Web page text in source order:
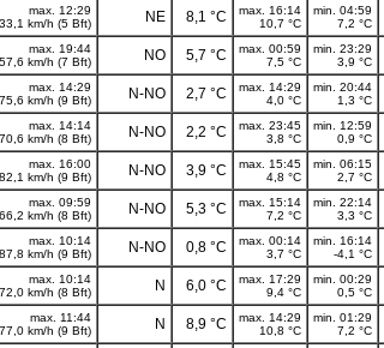
max. 12:29
33,1 km/h (5 Bft)
NE 8,1 °C
max. 16:14
10,7 °C
min. 04:59
7,2 °C
max. 19:44
57,6 km/h (7 Bft)
NO 5,7 °C
max. 00:59
7,5 °C
min. 23:29
3,9 °C
max. 14:29
75,6 km/h (9 Bft)
N-NO 2,7 °C
max. 14:29
4,0 °C
min. 20:44
1,3 °C
max. 14:14
70,6 km/h (8 Bft)
N-NO 2,2 °C
max. 23:45
3,8 °C
min. 12:59
0,9 °C
max. 16:00
82,1 km/h (9 Bft)
N-NO 3,9 °C
max. 15:45
4,8 °C
min. 06:15
2,7 °C
max. 09:59
66,2 km/h (8 Bft)
N-NO 5,3 °C
max. 15:14
7,2 °C
min. 22:14
3,3 °C
max. 10:14
87,8 km/h (9 Bft)
N-NO 0,8 °C
max. 00:14
3,7 °C
min. 16:14
-4,1 °C
max. 10:14
72,0 km/h (8 Bft)
N 6,0 °C
max. 17:29
9,4 °C
min. 00:29
0,5 °C
max. 11:44
77,0 km/h (9 Bft)
N 8,9 °C
max. 14:29
10,8 °C
min. 01:29
7,2 °C